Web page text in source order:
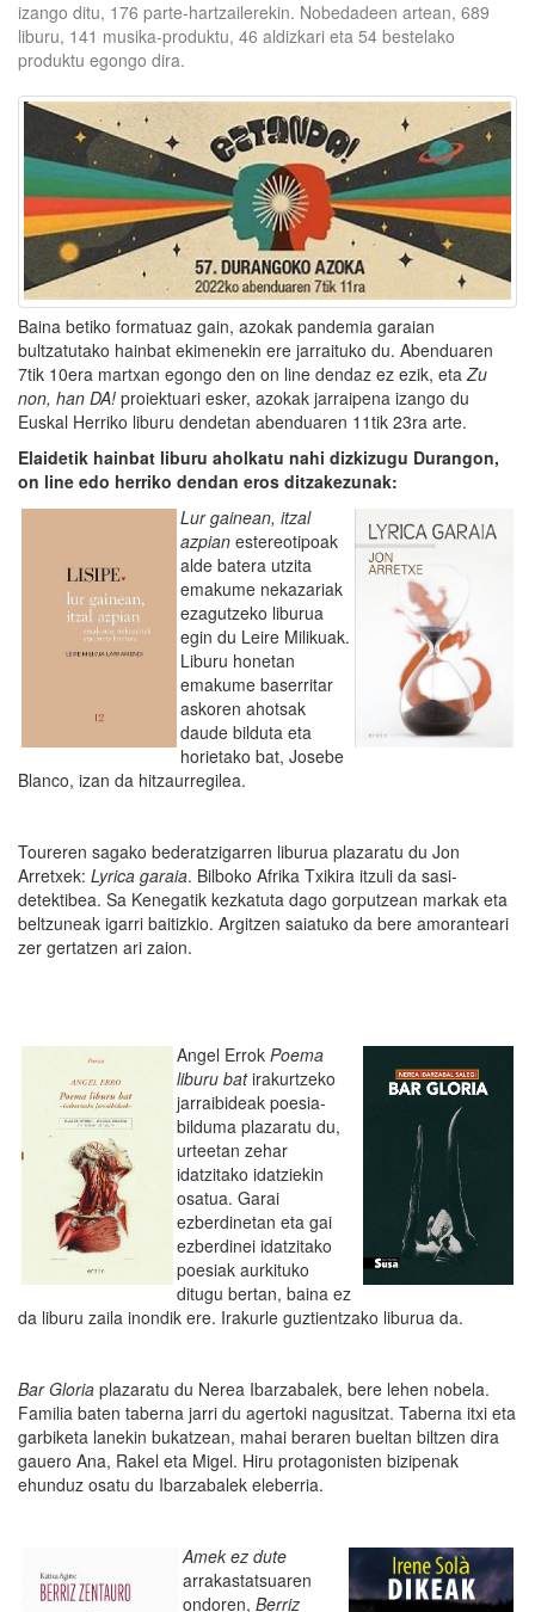
izango ditu, 176 parte-hartzailerekin. Nobedadeen artean, 689
liburu, 141 musika-produktu, 46 aldizkari eta 54 bestelako
produktu egongo dira.
Baina betiko formatuaz gain, azokak pandemia garaian
bultzatutako hainbat ekimenekin ere jarraituko du. Abenduaren
7tik 10era martxan egongo den on line dendaz ez ezik, eta Zu
non, han DA! proiektuari esker, azokak jarraipena izango du
Euskal Herriko liburu dendetan abenduaren 11tik 23ra arte.
Elaidetik hainbat liburu aholkatu nahi dizkizugu Durangon,
on line edo herriko dendan eros ditzakezunak:
Lur gainean, itzal
azpian estereotipoak
alde batera utzita
emakume nekazariak
ezagutzeko liburua
egin du Leire Milikuak.
Liburu honetan
emakume baserritar
askoren ahotsak
daude bilduta eta
horietako bat, Josebe
Blanco, izan da hitzaurregilea.
Toureren sagako bederatzigarren liburua plazaratu du Jon
Arretxek: Lyrica garaia. Bilboko Afrika Txikira itzuli da sasi-
detektibea. Sa Kenegatik kezkatuta dago gorputzean markak eta
beltzuneak igarri baitizkio. Argitzen saiatuko da bere amoranteari
zer gertatzen ari zaion.
Angel Errok Poema
liburu batirakurtzeko
jarraibideak poesia-
bilduma plazaratu du,
urteetan zehar
idatzitako idatziekin
osatua. Garai
ezberdinetan eta gai
ezberdinei idatzitako
poesiak aurkituko
ditugu bertan, baina ez
da liburu zaila inondik ere. Irakurle guztientzako liburua da.
Bar Gloria plazaratu du Nerea Ibarzabalek, bere lehen nobela.
Familia baten taberna jarri du agertoki nagusitzat. Taberna itxi eta
garbiketa lanekin bukatzean, mahai beraren bueltan biltzen dira
gauero Ana, Rakel eta Migel. Hiru protagonisten bizipenak
ehunduz osatu du Ibarzabalek eleberria.
Amek ez dute
arrakastatsuaren
ondoren, Berriz